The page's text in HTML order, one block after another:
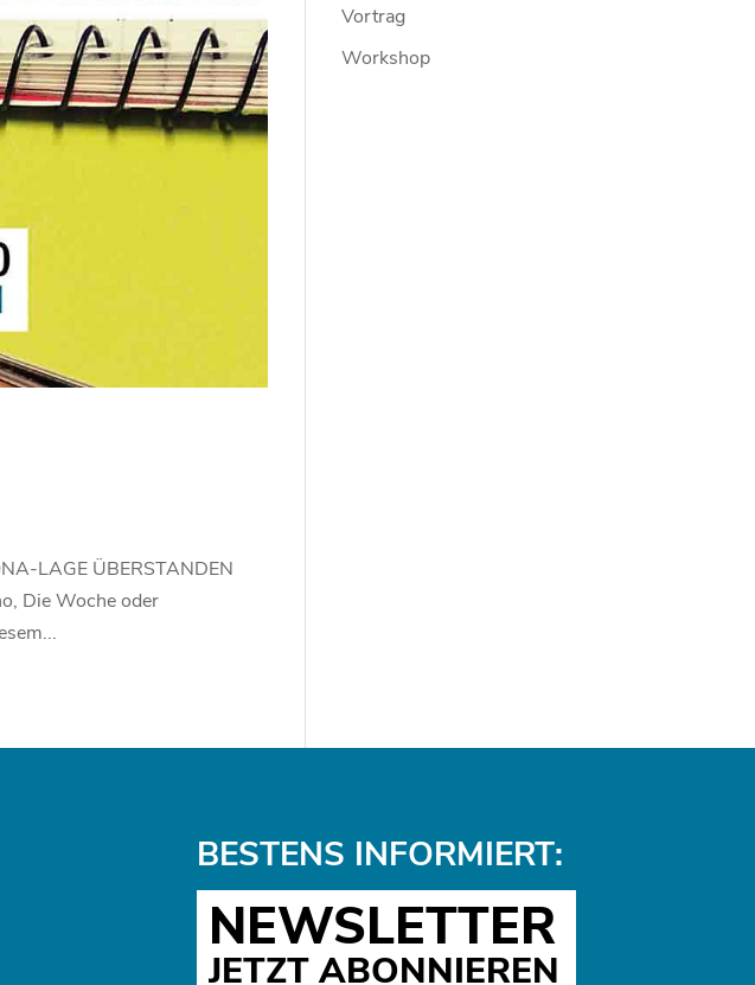
LAGE ÜBERSTANDEN
Die Woche oder
Vortrag
Workshop
BESTENS INFORMIERT:
NEWSLETTER
JETZT ABONNIEREN